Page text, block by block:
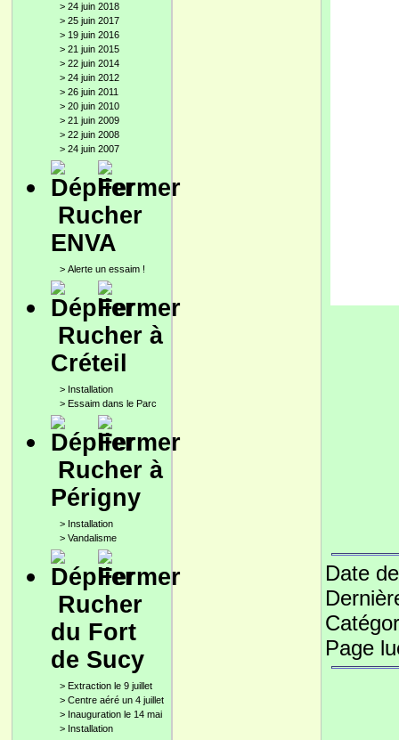
> 24 juin 2018
> 25 juin 2017
> 19 juin 2016
> 21 juin 2015
> 22 juin 2014
> 24 juin 2012
> 26 juin 2011
> 20 juin 2010
> 21 juin 2009
> 22 juin 2008
> 24 juin 2007
Rucher
ENVA
> Alerte un essaim !
Rucher à
Créteil
> Installation
> Essaim dans le Parc
Rucher à
Périgny
> Installation
> Vandalisme
Rucher
du Fort
de Sucy
> Extraction le 9 juillet
> Centre aéré un 4 juillet
> Inauguration le 14 mai
> Installation
Date
Page